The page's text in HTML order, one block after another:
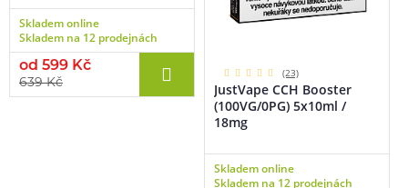
Skladem online
Skladem na 12 prodejnách
od 599 Kč
639 Kč
(23)
JustVape CCH Booster
(100VG/0PG) 5x10ml /
18mg
Skladem online
Skladem na 12 prodejnách